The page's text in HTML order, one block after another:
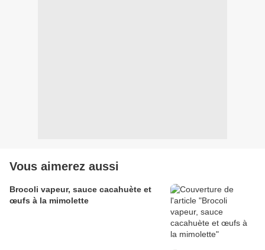
Vous aimerez aussi
Brocoli vapeur, sauce cacahuète et
œufs à la mimolette